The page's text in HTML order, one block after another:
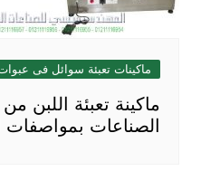
ماكينات تعبئة سوائل فى
ماكينة تعبئة اللبن
الصناعات بمواصفات